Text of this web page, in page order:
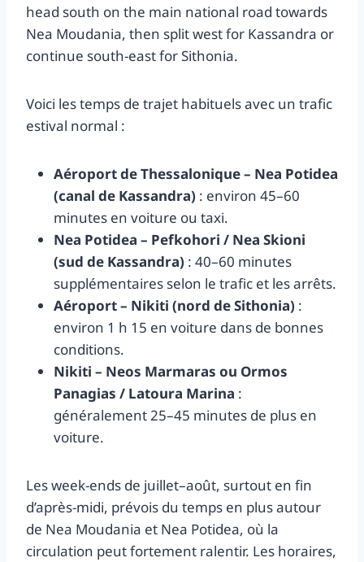
head south on the main national road towards
Nea Moudania, then split west for Kassandra or
continue south-east for Sithonia.
Voici les temps de trajet habituels avec un trafic
estival normal :
Aéroport de Thessalonique – Nea Potidea
(canal de Kassandra) : environ 45–60
minutes en voiture ou taxi.
Nea Potidea – Pefkohori / Nea Skioni
(sud de Kassandra) : 40–60 minutes
supplémentaires selon le trafic et les arrêts.
Aéroport – Nikiti (nord de Sithonia) :
environ 1 h 15 en voiture dans de bonnes
conditions.
Nikiti – Neos Marmaras ou Ormos
Panagias / Latoura Marina :
généralement 25–45 minutes de plus en
voiture.
Les week-ends de juillet–août, surtout en fin
d’après-midi, prévois du temps en plus autour
de Nea Moudania et Nea Potidea, où la
circulation peut fortement ralentir. Les horaires,